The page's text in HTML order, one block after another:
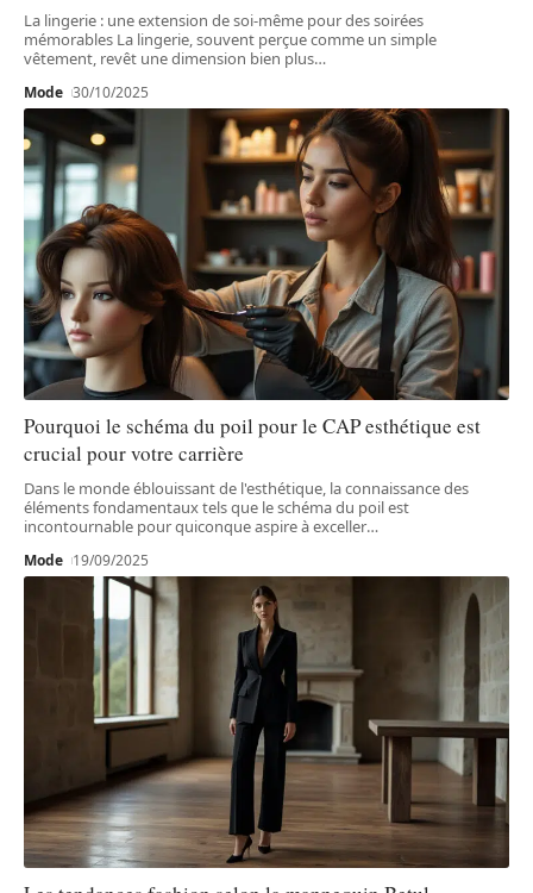
La lingerie : une extension de soi-même pour des soirées
mémorables La lingerie, souvent perçue comme un simple
vêtement, revêt une dimension bien plus…
Mode 30/10/2025
Pourquoi le schéma du poil pour le CAP esthétique est
crucial pour votre carrière
Dans le monde éblouissant de l'esthétique, la connaissance des
éléments fondamentaux tels que le schéma du poil est
incontournable pour quiconque aspire à exceller…
Mode 19/09/2025